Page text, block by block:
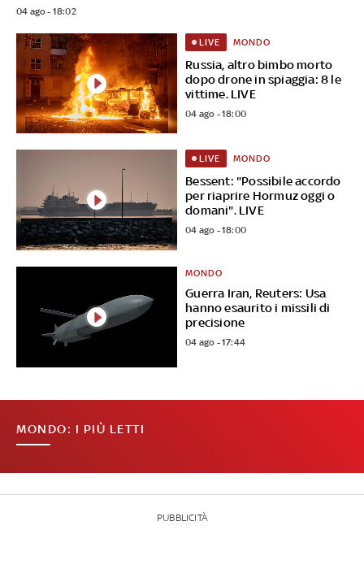
04 ago - 18:02
Russia, altro bimbo morto
dopo drone in spiaggia: 8 le
vittime. LIVE
LIVE MONDO
04 ago - 18:00
Bessent: "Possibile accordo
per riaprire Hormuz oggi o
domani". LIVE
LIVE MONDO
04 ago - 18:00
Guerra Iran, Reuters: Usa
hanno esaurito i missili di
precisione
MONDO
04 ago - 17:44
MONDO: I PIÙ LETTI
PUBBLICITÀ